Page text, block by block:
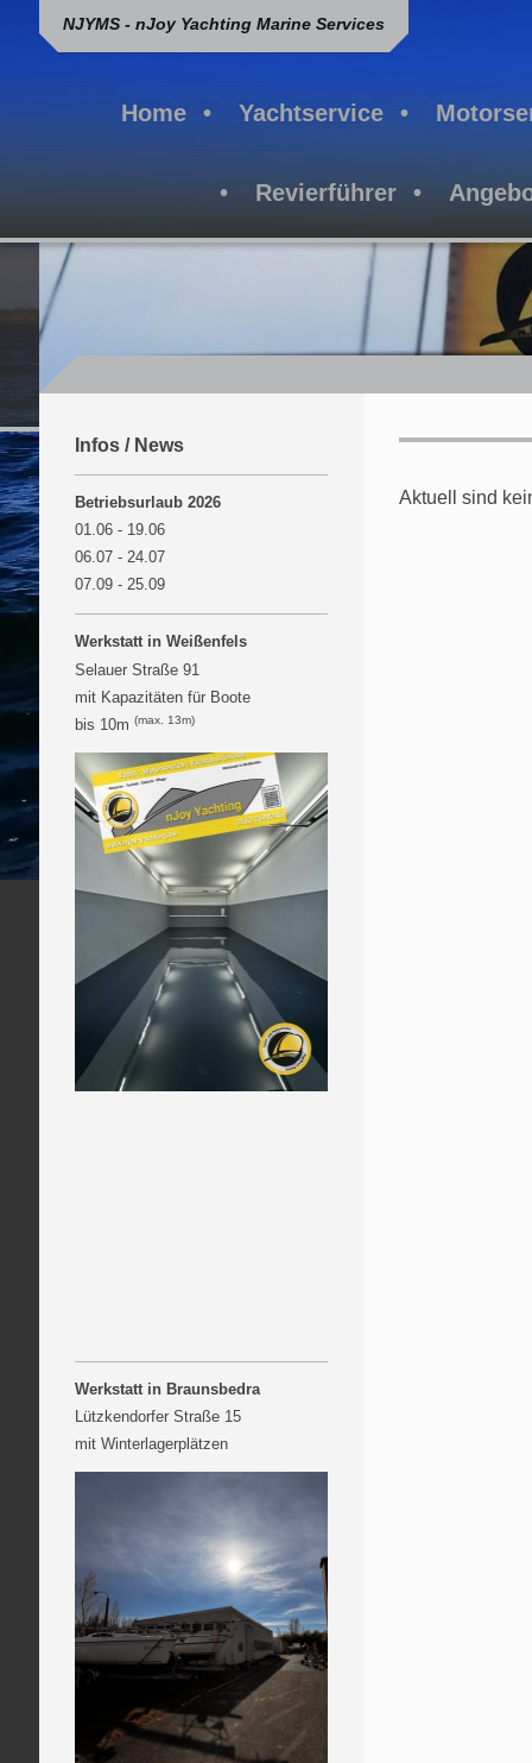
NJYMS - nJoy Yachting Marine Services
Home Yachtservice
Revierführer
Aktuell sind
Infos / News
Betriebsurlaub 2026
01.06 - 19.06
06.07 - 24.07
07.09 - 25.09
Werkstatt in Weißenfels
Selauer Straße 91
mit Kapazitäten für Boote
bis 10m (max. 13m)
Werkstatt in Braunsbedra
Lützkendorfer Straße 15
mit Winterlagerplätzen